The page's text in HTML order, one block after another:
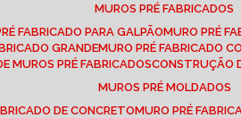
MUROS PRÉ FABRICADOS
FABRICADO PARA GALPÃO MURO PRÉ
GRANDE MURO PRÉ FABRICADO
MUROS PRÉ FABRICADOS
CONSTRUÇÃO
MUROS PRÉ MOLDADOS
DE CONCRETO MURO PRÉ